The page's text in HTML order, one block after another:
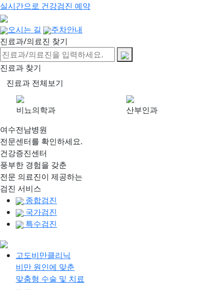
실시간으로 건강검진 예약
오시는 길
주차안내
진료과/의료진 찾기
진료과 찾기
진료과 전체보기
비뇨의학과
산부인과
여수전남병원
전문센터를 확인하세요.
건강증진센터
풍부한 경험을 갖춘
전문 의료진이 제공하는
검진 서비스
종합검진
국가검진
특수검진
고도비만클리닉
비만 원인에 맞춘
맞춤형 수술 및 치료